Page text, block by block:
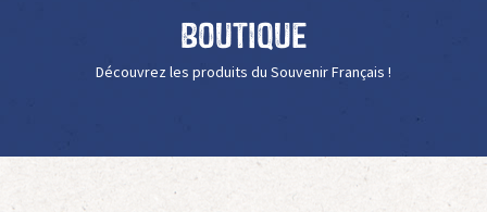
Boutique
Découvrez les produits du Souvenir Français !